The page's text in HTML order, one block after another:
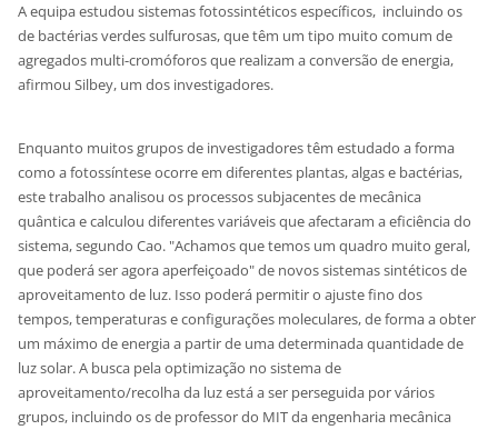
A equipa estudou sistemas fotossintéticos específicos, incluindo os
de bactérias verdes sulfurosas, que têm um tipo muito comum de
agregados multi-cromóforos que realizam a conversão de energia,
afirmou Silbey, um dos investigadores.
Enquanto muitos grupos de investigadores têm estudado a forma
como a fotossíntese ocorre em diferentes plantas, algas e bactérias,
este trabalho analisou os processos subjacentes de mecânica
quântica e calculou diferentes variáveis que afectaram a eficiência do
sistema, segundo Cao. "Achamos que temos um quadro muito geral,
que poderá ser agora aperfeiçoado" de novos sistemas sintéticos de
aproveitamento de luz. Isso poderá permitir o ajuste fino dos
tempos, temperaturas e configurações moleculares, de forma a obter
um máximo de energia a partir de uma determinada quantidade de
luz solar. A busca pela optimização no sistema de
aproveitamento/recolha da luz está a ser perseguida por vários
grupos, incluindo os de professor do MIT da engenharia mecânica